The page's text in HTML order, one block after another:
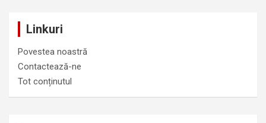
Linkuri
Povestea noastră
Contactează-ne
Tot conținutul